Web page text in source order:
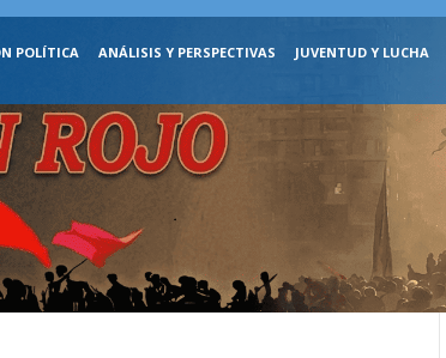
POLÍTICA ANÁLISIS Y PERSPECTIVAS JUVENTUD Y LUCHA